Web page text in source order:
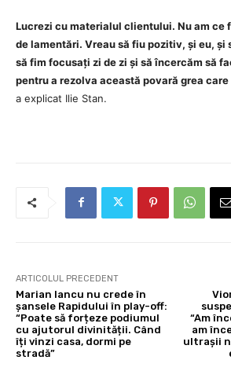
Lucrezi cu materialul clientului. Nu am ce
de lamentări. Vreau să fiu pozitiv, și eu, și
să fim focusați zi de zi și să încercăm să
pentru a rezolva această povară grea
a explicat Ilie Stan.
ARTICOLUL PRECEDENT
Marian Iancu nu crede în
șansele Rapidului în play-off:
“Poate să forțeze podiumul
cu ajutorul divinității. Când
îți vinzi casa, dormi pe
stradă”
“Am
am
ultrașii